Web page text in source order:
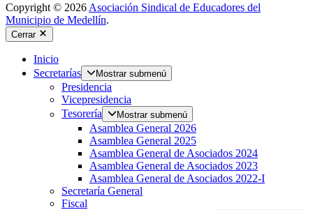
Copyright © 2026 Asociación Sindical de Educadores del
Municipio de Medellín.
Cerrar
Inicio
Secretarías
Mostrar submenú
Presidencia
Vicepresidencia
Tesorería
Mostrar submenú
Asamblea General 2026
Asamblea General 2025
Asamblea General de Asociados 2024
Asamblea General de Asociados 2023
Asamblea General de Asociados 2022-I
Secretaría General
Fiscal